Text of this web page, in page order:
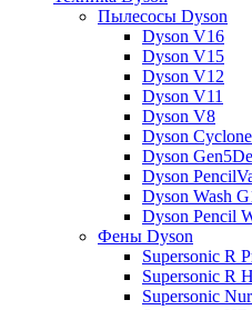
Пылесосы Dyson
Dyson V16
Dyson V15
Dyson V12
Dyson V11
Dyson V8
Dyson
Dyson
Dyson
Dyson Wash
Dyson Pencil
Фены Dyson
Supersonic R
Supersonic R
Supersonic